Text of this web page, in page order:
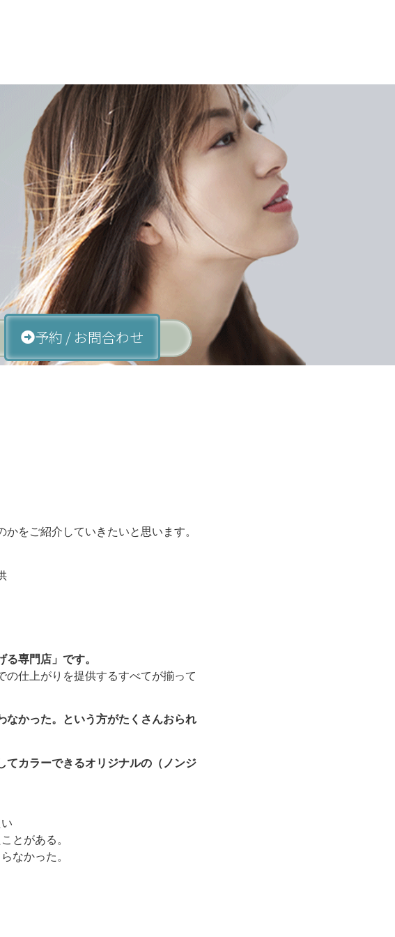
予約 / お問合わせ
をご紹介していきたいと思います。
専門店」です。
仕上がりを提供するすべてが揃って
かった。という方がたくさんおられ
てカラーできるオリジナルの（ノンジ
とがある。
なかった。